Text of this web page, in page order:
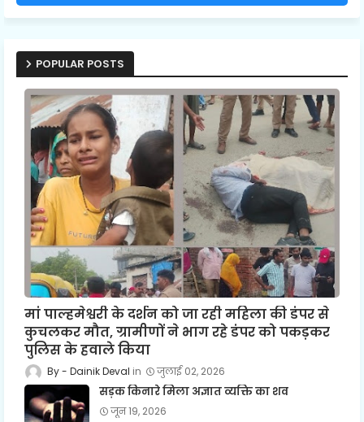
POPULAR POSTS
मां पाल्हमेश्वरी के दर्शन को जा रही महिला की डंपर से
कुचलकर मौत, ग्रामीणों ने भाग रहे डंपर को पकड़कर
पुलिस के हवाले किया
Dainik Deval जुलाई 02, 2026
सड़क किनारे मिला अज्ञात व्यक्ति का शव
जून 19, 2026